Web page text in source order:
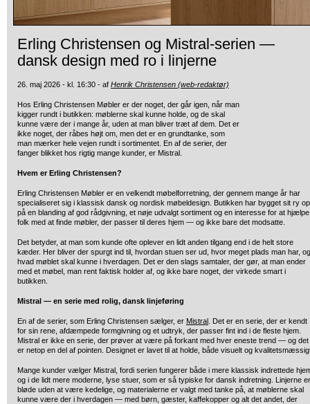
Erling Christensen og Mistral-serien —
dansk design med ro i linjerne
26. maj 2026 - kl. 16:30 - af Henrik Christensen (web-redaktør)
Hos Erling Christensen Møbler er der noget, der går igen, når man
kigger rundt i butikken: møblerne skal kunne holde, og de skal
kunne være der i mange år, uden at man bliver træt af dem. Det er
ikke noget, der råbes højt om, men det er en grundtanke, som
man mærker hele vejen rundt i sortimentet. En af de serier, der
fanger blikket hos rigtig mange kunder, er Mistral.
Hvem er Erling Christensen?
Erling Christensen Møbler er en velkendt møbelforretning, der gennem mange år har
specialiseret sig i klassisk dansk og nordisk møbeldesign. Butikken har bygget sit ry op
på en blanding af god rådgivning, et nøje udvalgt sortiment og en interesse for at hjælpe
folk med at finde møbler, der passer til deres hjem — og ikke bare det modsatte.
Det betyder, at man som kunde ofte oplever en lidt anden tilgang end i de helt store
kæder. Her bliver der spurgt ind til, hvordan stuen ser ud, hvor meget plads man har, og
hvad møblet skal kunne i hverdagen. Det er den slags samtaler, der gør, at man ender
med et møbel, man rent faktisk holder af, og ikke bare noget, der virkede smart i
butikken.
Mistral — en serie med rolig, dansk linjeføring
En af de serier, som Erling Christensen sælger, er Mistral . Det er en serie, der er kendt
for sin rene, afdæmpede formgivning og et udtryk, der passer fint ind i de fleste hjem.
Mistral er ikke en serie, der prøver at være på forkant med hver eneste trend — og det
er netop en del af pointen. Designet er lavet til at holde, både visuelt og
Mange kunder vælger Mistral, fordi serien fungerer både i mere klassisk indrettede
og i de lidt mere moderne, lyse stuer, som er så typiske for dansk indretning. Linjerne er
bløde uden at være kedelige, og materialerne er valgt med tanke på, at møblerne skal
kunne være der i hverdagen — med børn, gæster, kaffekopper og alt det andet, der